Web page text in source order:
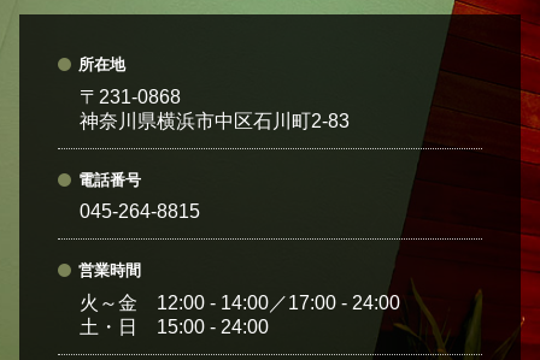
所在地
〒231-0868
神奈川県横浜市中区石川町2-83
電話番号
045-264-8815
営業時間
火～金 12:00 - 14:00／17:00 - 24:00
土・日 15:00 - 24:00